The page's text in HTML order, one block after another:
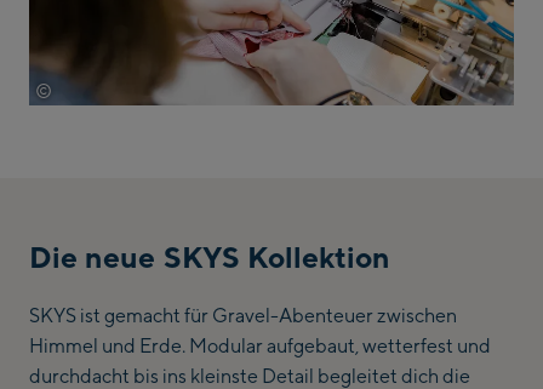
©
Die neue SKYS Kollektion
SKYS ist gemacht für Gravel-Abenteuer zwischen
Himmel und Erde. Modular aufgebaut, wetterfest und
durchdacht bis ins kleinste Detail begleitet dich die